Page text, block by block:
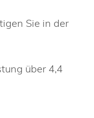
Sie in der
über 4,4